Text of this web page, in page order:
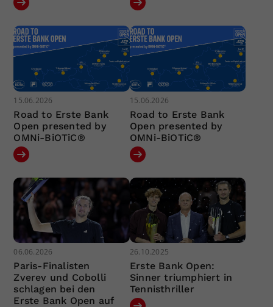
15.06.2026
Road to Erste Bank
Open presented by
OMNi-BiOTiC®
15.06.2026
Road to Erste Bank
Open presented by
OMNi-BiOTiC®
06.06.2026
Paris-Finalisten
Zverev und Cobolli
schlagen bei den
Erste Bank Open auf
26.10.2025
Erste Bank Open:
Sinner triumphiert in
Tennisthriller